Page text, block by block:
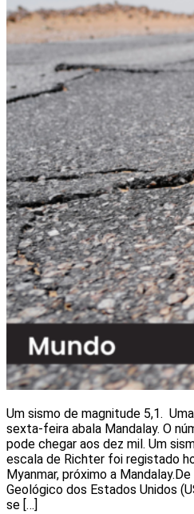
Um sismo de magnitude 5,1.
sexta-feira abala Mandalay. O
pode chegar aos dez mil. Um
escala de Richter foi registado
Myanmar, próximo a
Geológico dos Estados Unidos
se […]